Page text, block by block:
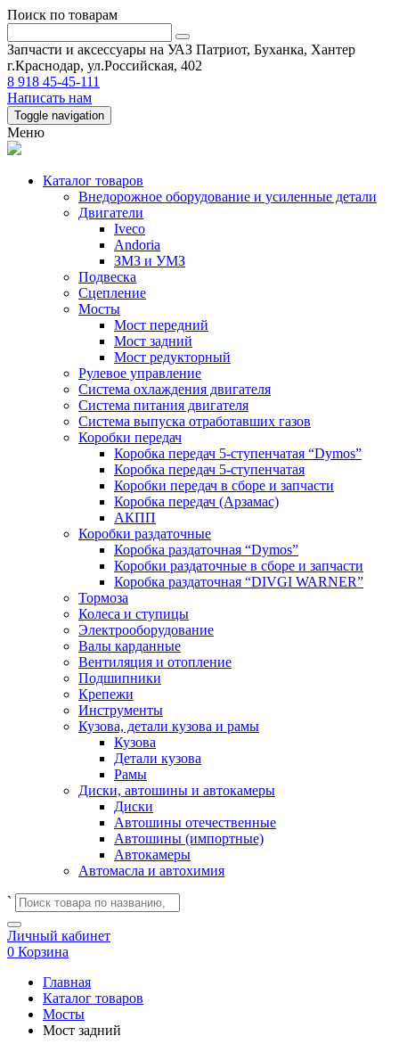
Поиск по товарам
Запчасти и аксессуары на УАЗ Патриот, Буханка, Хантер
г.Краснодар, ул.Российская, 402
8 918 45-45-111
Написать нам
Toggle navigation
Меню
Каталог товаров
Внедорожное оборудование и усиленные детали
Двигатели
Iveco
Andoria
ЗМЗ и УМЗ
Подвеска
Сцепление
Мосты
Мост передний
Мост задний
Мост редукторный
Рулевое управление
Система охлаждения двигателя
Система питания двигателя
Система выпуска отработавших газов
Коробки передач
Коробка передач 5-ступенчатая “Dymos”
Коробка передач 5-ступенчатая
Коробки передач в сборе и запчасти
Коробка передач (Арзамас)
АКПП
Коробки раздаточные
Коробка раздаточная “Dymos”
Коробки раздаточные в сборе и запчасти
Коробка раздаточная “DIVGI WARNER”
Тормоза
Колеса и ступицы
Электрооборудование
Валы карданные
Вентиляция и отопление
Подшипники
Крепежи
Инструменты
Кузова, детали кузова и рамы
Кузова
Детали кузова
Рамы
Диски, автошины и автокамеры
Диски
Автошины отечественные
Автошины (импортные)
Автокамеры
Автомасла и автохимия
`
Личный кабинет
0 Корзина
Главная
Каталог товаров
Мосты
Мост задний